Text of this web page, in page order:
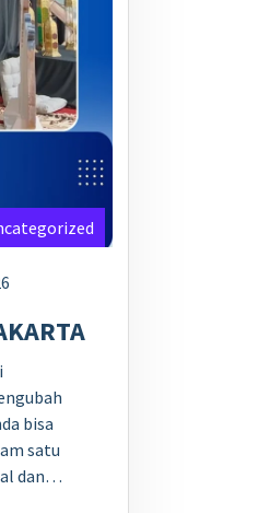
bisa
satu
dan…